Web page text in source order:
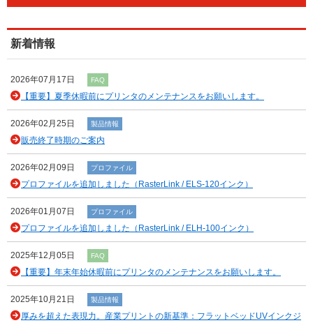
新着情報
2026年07月17日 FAQ
【重要】夏季休暇前にプリンタのメンテナンスをお願いします。
2026年02月25日 製品情報
販売終了時期のご案内
2026年02月09日 プロファイル
プロファイルを追加しました（RasterLink / ELS-120インク）
2026年01月07日 プロファイル
プロファイルを追加しました（RasterLink / ELH-100インク）
2025年12月05日 FAQ
【重要】年末年始休暇前にプリンタのメンテナンスをお願いします。
2025年10月21日 製品情報
厚みを超えた表現力。産業プリントの新基準：フラットベッドUVインクジ